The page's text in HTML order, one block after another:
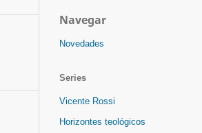
Navegar
Novedades
Series
Vicente Rossi
Horizontes teológicos